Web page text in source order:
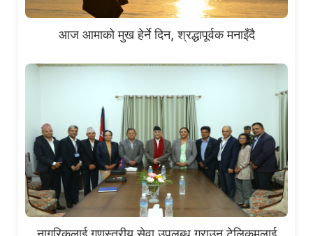
आज आमाको मुख हेर्ने दिन, श्रद्धापूर्वक मनाइँदै